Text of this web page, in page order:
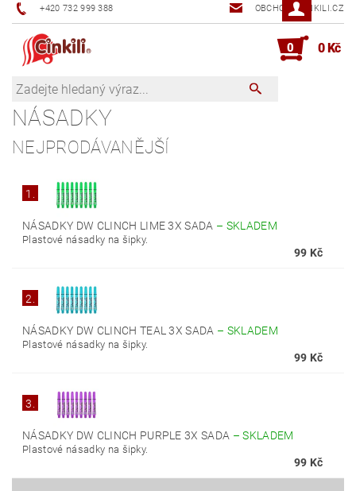
+420 732 999 388 OBCHOD@CINKILI.CZ
0 0 Kč
NÁSADKY
NEJPRODÁVANĚJŠÍ
1.
NÁSADKY DW CLINCH LIME 3X SADA – SKLADEM
Plastové násadky na šipky.
99 Kč
2.
NÁSADKY DW CLINCH TEAL 3X SADA – SKLADEM
Plastové násadky na šipky.
99 Kč
3.
NÁSADKY DW CLINCH PURPLE 3X SADA –SKLADEM
Plastové násadky na šipky.
99 Kč